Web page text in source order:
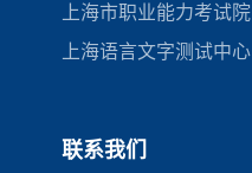
上海市职业能力考试院
上海语言文字测试中心
联系我们